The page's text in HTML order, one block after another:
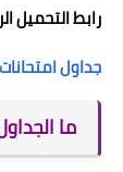
رابط التحميل
جداول امتحانات التعليم
ما